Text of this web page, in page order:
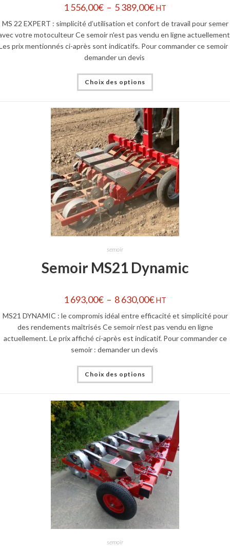
1 556,00€ – 5 389,00€HT
MS 22 EXPERT : simplicité d’utilisation et confort de travail pour semer
votre motoculteur Ce semoir n'est pas vendu en ligne
prix mentionnés ci-après sont indicatifs. Pour commander ce semoir
demander un devis
Choix des options
semoir
Semoir MS21 Dynamic
1 693,00€ – 8 630,00€HT
MS21 DYNAMIC : le compromis idéal entre efficacité et simplicité pour
des rendements maîtrisés Ce semoir n'est pas vendu en ligne
actuellement. Le prix affiché ci-après est indicatif. Pour commander ce
semoir : demander un devis
Choix des options
semoir